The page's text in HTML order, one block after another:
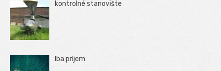
kontrolné stanovište
Iba príjem